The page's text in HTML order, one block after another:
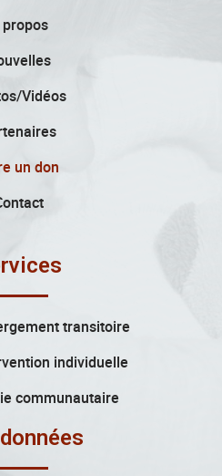
Vidéos
un don
transitoire
individuelle
communautaire